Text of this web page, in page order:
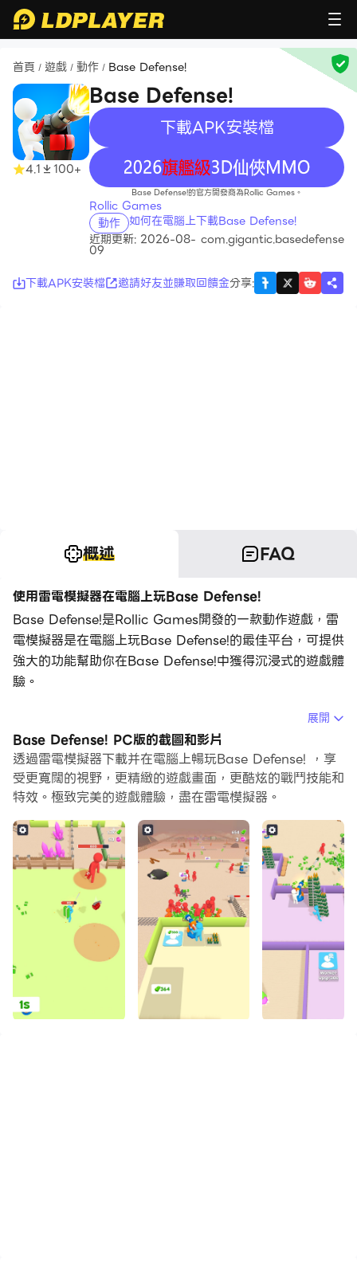
首頁 / 遊戲 / 動作 / Base Defense!
4.1 100+
Base Defense!
下載APK安裝檔
recommend
Base Defense!的官方開發商為Rollic Games。
Rollic Games
動作 如何在電腦上下載Base Defense!
近期更新: 2026-08-
09
com.gigantic.basedefense
下載APK安裝檔 邀請好友並賺取回饋金分享:
概述 FAQ
使用雷電模擬器在電腦上玩Base Defense!
Base Defense!是Rollic Games開發的一款動作遊戲，雷
電模擬器是在電腦上玩Base Defense!的最佳平台，可提供
強大的功能幫助你在Base Defense!中獲得沉浸式的遊戲體
驗。
當你在電腦上玩Base Defense!的時候，你可以調整幀頻設
定，享受流暢的遊戲體驗和酷炫的遊戲畫面。
雷電模擬器還提供配置好的鍵盤映射，以最大限度地方便你
控制整個遊戲的操作。鍵盤映射功能的不斷最佳化還提高了
電模擬器還為你配置了特殊的按鈕，如射擊按鈕、隱藏滑鼠
按鈕、連續按鍵等。
如果你想用遊戲手把玩遊戲，自動啟用的遊戲手把檢測可以
幫助你在幾個簡單的點擊中自訂控制，自由移動你的英雄。
現在就開始在電腦上下載和玩Base Defense!吧！
在基地防禦！你將負責保衛和擴大你的基地
展開
Base Defense! PC版的截圖和影片
透過雷電模擬器下載并在電腦上暢玩Base Defense! ，享
受更寬闊的視野，更精緻的遊戲畫面，更酷炫的戰鬥技能和
特效。極致完美的遊戲體驗，盡在雷電模擬器。